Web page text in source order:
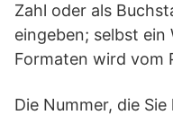
Zahl oder als
eingeben; selbst ein
Formaten wird vom
Die Nummer, die